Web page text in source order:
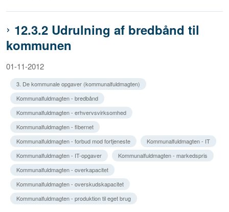
12.3.2 Udrulning af bredbånd til
kommunen
01-11-2012
3. De kommunale opgaver (kommunalfuldmagten)
Kommunalfuldmagten - bredbånd
Kommunalfuldmagten - erhvervsvirksomhed
Kommunalfuldmagten - fibernet
Kommunalfuldmagten - forbud mod fortjeneste
Kommunalfuldmagten - IT
Kommunalfuldmagten - IT-opgaver
Kommunalfuldmagten - markedspris
Kommunalfuldmagten - overkapacitet
Kommunalfuldmagten - overskudskapacitet
Kommunalfuldmagten - produktion til eget brug